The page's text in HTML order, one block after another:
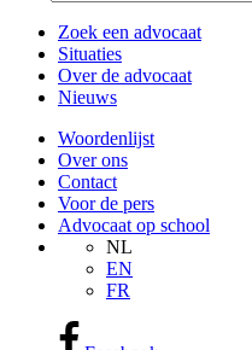
Zoek een advocaat
Situaties
Over de advocaat
Nieuws
Woordenlijst
Over ons
Contact
Voor de pers
Advocaat op school
NL
EN
FR